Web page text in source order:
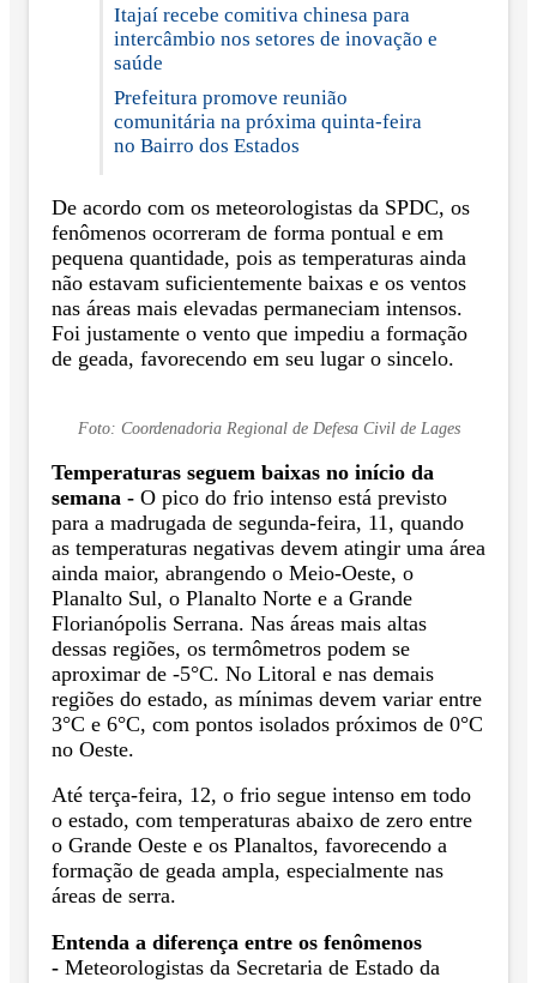
Itajaí recebe comitiva chinesa para
intercâmbio nos setores de inovação e
saúde
Prefeitura promove reunião
comunitária na próxima quinta-feira
no Bairro dos Estados
De acordo com os meteorologistas da SPDC, os
fenômenos ocorreram de forma pontual e em
pequena quantidade, pois as temperaturas ainda
não estavam suficientemente baixas e os ventos
nas áreas mais elevadas permaneciam intensos.
Foi justamente o vento que impediu a formação
de geada, favorecendo em seu lugar o sincelo.
Foto: Coordenadoria Regional de Defesa Civil de Lages
Temperaturas seguem baixas no início da
semana - O pico do frio intenso está previsto
para a madrugada de segunda-feira, 11, quando
as temperaturas negativas devem atingir uma área
ainda maior, abrangendo o Meio-Oeste, o
Planalto Sul, o Planalto Norte e a Grande
Florianópolis Serrana. Nas áreas mais altas
dessas regiões, os termômetros podem se
aproximar de -5°C. No Litoral e nas demais
regiões do estado, as mínimas devem variar entre
3°C e 6°C, com pontos isolados próximos de 0°C
no Oeste.
Até terça-feira, 12, o frio segue intenso em todo
o estado, com temperaturas abaixo de zero entre
o Grande Oeste e os Planaltos, favorecendo a
formação de geada ampla, especialmente nas
áreas de serra.
Entenda a diferença entre os fenômenos
- Meteorologistas da Secretaria de Estado da